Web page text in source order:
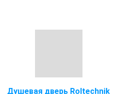
Душевая дверь Roltechnik